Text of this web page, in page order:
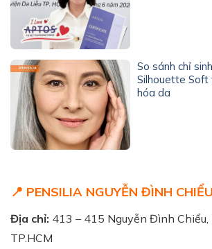
So sánh chỉ
Silhouette Soft
hóa da
📍 PENSILIA NGUYỄN ĐÌNH CHIỂU
Địa chỉ: 413 – 415 Nguyễn Đình Chiểu,
TP.HCM